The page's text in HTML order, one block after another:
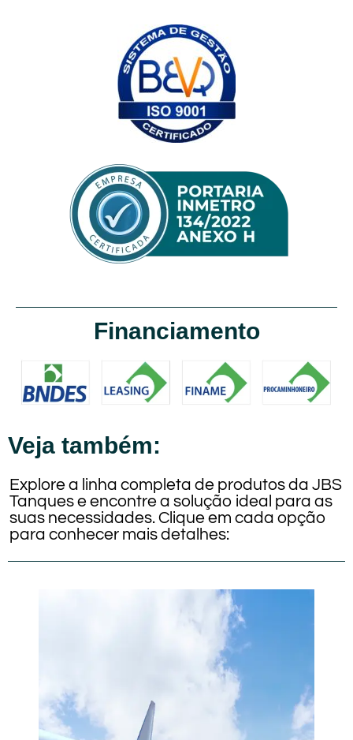
Financiamento
Veja também:
Explore a linha completa de produtos da JBS
Tanques e encontre a solução ideal para as
suas necessidades. Clique em cada opção
para conhecer mais detalhes: